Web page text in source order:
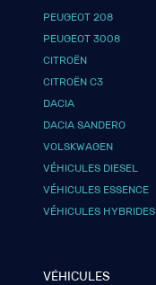
PEUGEOT 208
PEUGEOT 3008
CITROËN
CITROËN C3
DACIA
DACIA SANDERO
VOLSKWAGEN
VÉHICULES DIESEL
VÉHICULES ESSENCE
VÉHICULES HYBRIDES
VÉHICULES